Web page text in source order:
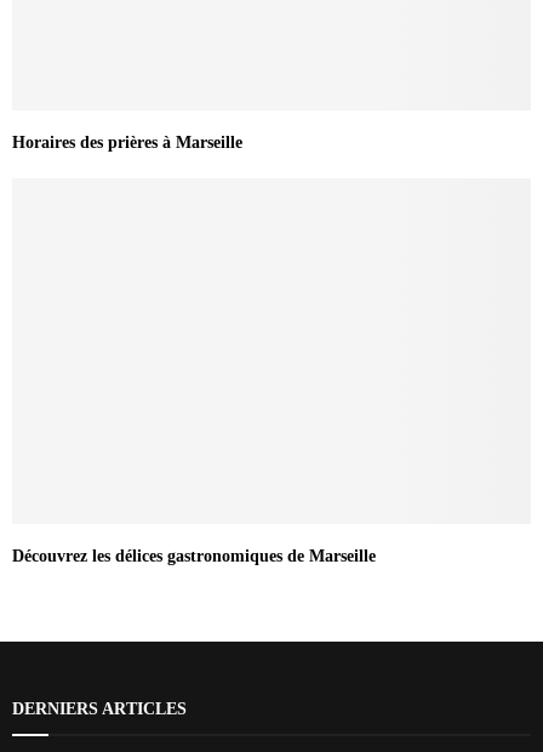
Horaires des prières à Marseille
Découvrez les délices gastronomiques de Marseille
DERNIERS ARTICLES